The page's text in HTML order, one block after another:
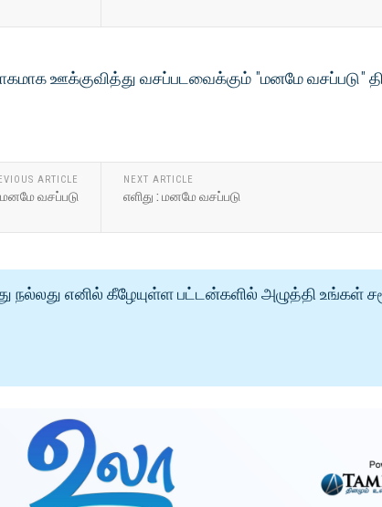
ஊக்குவித்து வசப்படவைக்கும் "மனமே வசப்படு"
ARTICLE
வசப்படு
NEXT ARTICLE
எளிது : மனமே வசப்படு
நல்லது எனில் கீழேயுள்ள பட்டன்களில் அழுத்தி உங்கள்